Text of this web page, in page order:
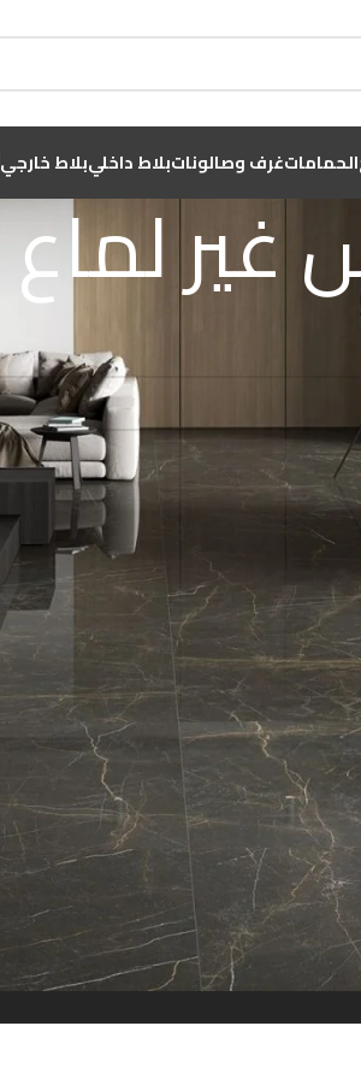
الحماماتغرف وصالوناتبلاط داخليبلاط خارجي
غير لماع
الاقسام
بلاط داخلي
بلاط خارجي